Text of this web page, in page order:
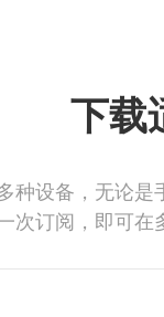
下载
种设备，无论是
次订阅，即可在